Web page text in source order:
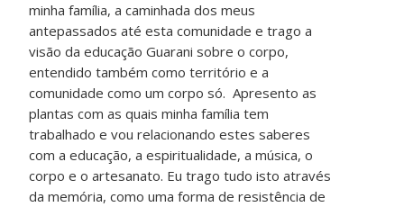
minha família, a caminhada dos meus
antepassados até esta comunidade e trago a
visão da educação Guarani sobre o corpo,
entendido também como território e a
comunidade como um corpo só. Apresento as
plantas com as quais minha família tem
trabalhado e vou relacionando estes saberes
com a educação, a espiritualidade, a música, o
corpo e o artesanato. Eu trago tudo isto através
da memória, como uma forma de resistência de